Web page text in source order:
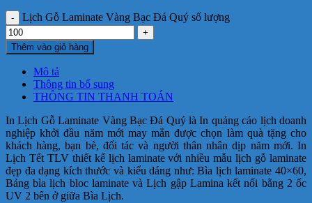
Lịch Gỗ Laminate Vàng Bạc Đá Quý số lượng
Thêm vào giỏ hàng
Mô tả
Thông tin bổ sung
THÔNG TIN THANH TOÁN
In Lịch Gỗ Laminate Vàng Bạc Đá Quý là In quảng cáo lịch doanh
nghiệp khởi đầu năm mới may mắn được chọn làm quà tặng cho
khách hàng, bạn bè, đối tác và người thân nhân dịp năm mới. In
Lịch Tết TLV thiết kế lịch laminate với nhiều mẫu lịch gỗ laminate
đẹp đa dạng kích thước và kiểu dáng như: Bìa lịch laminate 40×60,
Bảng bìa lịch bloc laminate và Lịch gập Lamina kết nối bằng 2 ốc
UV 2 bên ở giữa Bìa Lịch.